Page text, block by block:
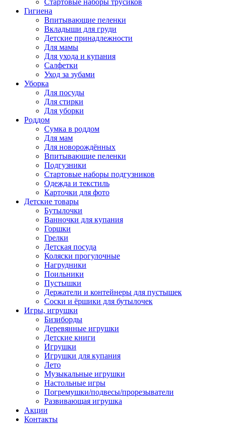
Гигиена
Впитывающие пеленки
Вкладыши для груди
Детские принадлежности
Для мамы
Для ухода и купания
Салфетки
Уход за зубами
Уборка
Для посуды
Для стирки
Для уборки
Роддом
Сумка в роддом
Для мам
Для новорождённых
Впитывающие пеленки
Подгузники
Стартовые наборы подгузников
Одежда и текстиль
Карточки для фото
Детские товары
Бутылочки
Ванночки для купания
Горшки
Грелки
Детская посуда
Коляски прогулочные
Нагрудники
Поильники
Пустышки
Держатели и контейнеры для пустышек
Соски и ёршики для бутылочек
Игры, игрушки
Бизиборды
Деревянные игрушки
Детские книги
Игрушки
Игрушки для купания
Лето
Музыкальные игрушки
Настольные игры
Погремушки/подвесы/прорезыватели
Развивающая игрушка
Акции
Контакты